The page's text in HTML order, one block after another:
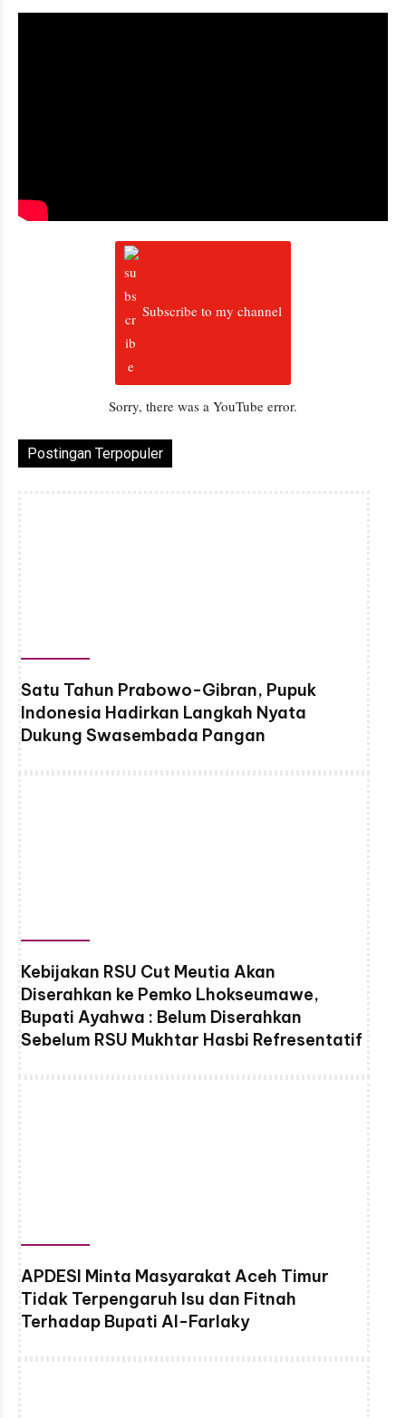
Subscribe to my channel
Sorry, there was a YouTube error.
Postingan Terpopuler
Satu Tahun Prabowo-Gibran, Pupuk
Indonesia Hadirkan Langkah Nyata
Dukung Swasembada Pangan
Kebijakan RSU Cut Meutia Akan
Diserahkan ke Pemko Lhokseumawe,
Bupati Ayahwa : Belum Diserahkan
Sebelum RSU Mukhtar Hasbi Refresentatif
APDESI Minta Masyarakat Aceh Timur
Tidak Terpengaruh Isu dan Fitnah
Terhadap Bupati Al-Farlaky